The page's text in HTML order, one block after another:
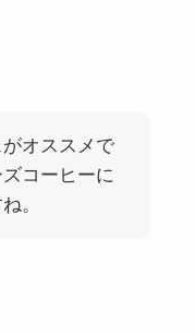
オススメで
コーヒーに
。